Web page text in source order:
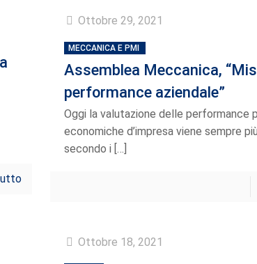
Ottobre 29, 2021
MECCANICA E PMI
Assemblea Meccanica,
performance aziendale”
Oggi la valutazione delle performance
economiche d’impresa viene sempre
secondo i […]
Ottobre 18, 2021